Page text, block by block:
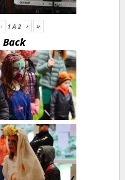
‹ 1A2 › »
Back